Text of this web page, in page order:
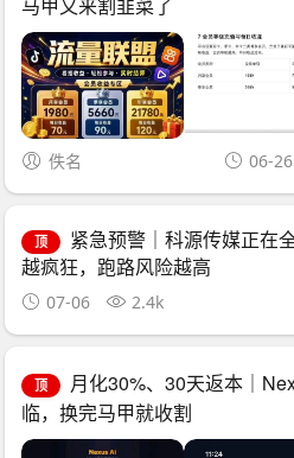
马甲又来割韭菜了
佚名 06-26
顶
紧急预警｜科源传媒正在
越疯狂，跑路风险越高
07-06 2.4k
顶
月化30%、30天返本｜
临，换完马甲就收割